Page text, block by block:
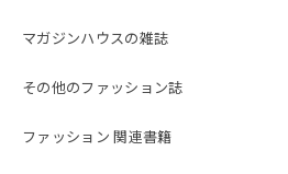
マガジンハウスの雑誌
その他のファッション誌
ファッション 関連書籍